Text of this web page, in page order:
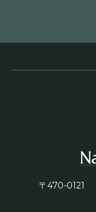
〒470-0121